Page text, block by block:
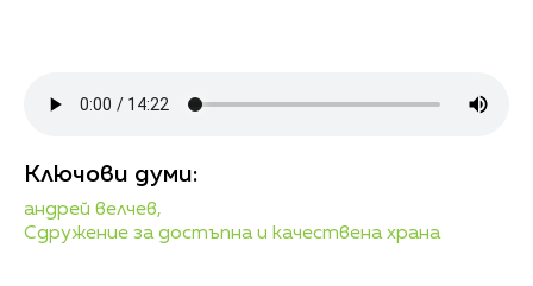
Ключови думи:
андрей велчев,
Сдружение за достъпна и качествена храна